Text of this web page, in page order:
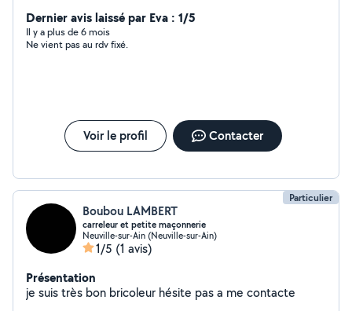
rénovation, avec les proffessionnels et les particulier.
Chez TMV Ossature, nous vous proposons nos services :
- étude de bâtiment ossature bois et toiture -
mesure - Ossature bois modulaire (maison / garage / ...)
- studio de jardin / Poolhouse / pergola / abris de jardin /
EN 24h / 48h LIVRAISON DANS TOUTES LA FRANCE
Dernier avis laissé par Eva : 1/5
Il y a plus de 6 mois
Ne vient pas au rdv fixé.
Voir le profil Contacter
Particulier
Boubou LAMBERT
carreleur et petite maçonnerie
Neuville-sur-Ain (Neuville-sur-Ain)
1/5 (1 avis)
Présentation
je suis très bon bricoleur hésite pas a me contacte